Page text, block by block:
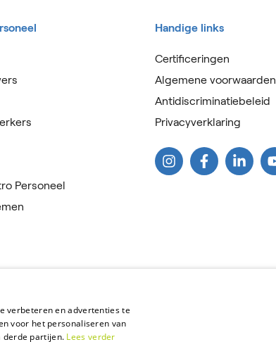
Personeel
Handige links
Certificeringen
Algemene voorwaarden
Antidiscriminatiebeleid
Privacyverklaring
verbeteren en advertenties te
voor het personaliseren van
derde partijen. Lees verder